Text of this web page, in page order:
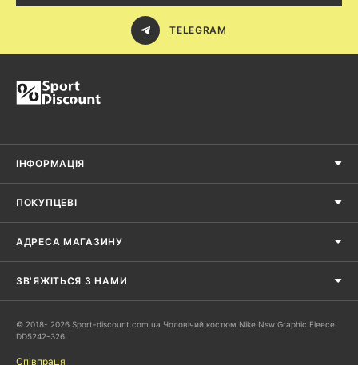
TELEGRAM
ІНФОРМАЦІЯ
ПОКУПЦЕВІ
АДРЕСА МАГАЗИНУ
ЗВ'ЯЖІТЬСЯ З НАМИ
© 2018- 2026 Sport-discount.com.ua Чоловічий костюм Nike Nsw Graphic Fleece
DD5242-326
Співпраця